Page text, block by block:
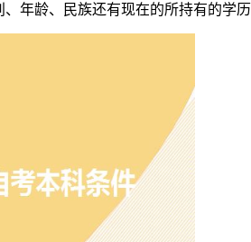
年龄、民族还有现在的所持有的学